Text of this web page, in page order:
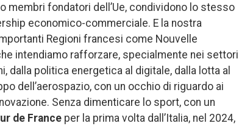
membri fondatori dell’Ue, condividono lo stesso
economico-commerciale. E la nostra
Regioni francesi come Nouvelle
intendiamo rafforzare, specialmente nei settori
dalla politica energetica al digitale, dalla lotta al
dell’aerospazio, con un occhio di riguardo ai
Senza dimenticare lo sport, con un
de France per la prima volta dall’Italia, nel 2024,